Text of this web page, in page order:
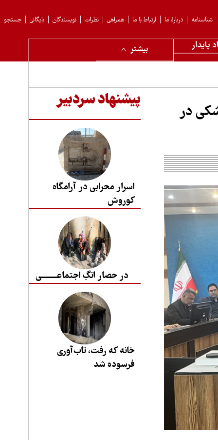
جستجو بایگانی نویسندگان نظرات همراهی ارتباط با ما دربارهٔ ما شناسنامه
پایدار بیشتر
در
پیشنهاد سردبیر
اسرار محرابی در آرامگاه
کوروش
در حصار انگِ اجتماعــــــــی
خانه که رفت، تاب‌آوری
فرسوده شد